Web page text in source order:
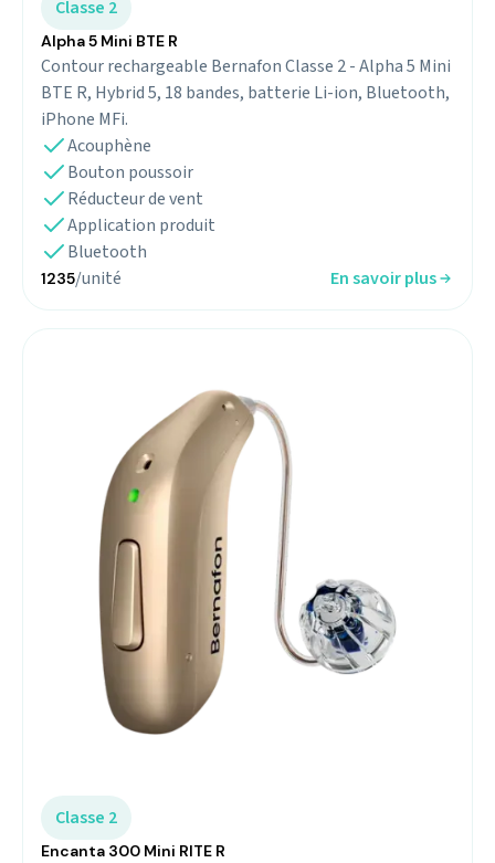
Classe 2
Alpha 5 Mini BTE R
Contour rechargeable Bernafon Classe 2 - Alpha 5 Mini
BTE R, Hybrid 5, 18 bandes, batterie Li-ion, Bluetooth,
iPhone MFi.
Acouphène
Bouton poussoir
Réducteur de vent
Application produit
Bluetooth
1235/unité En savoir plus
Classe 2
Encanta 300 Mini RITE R